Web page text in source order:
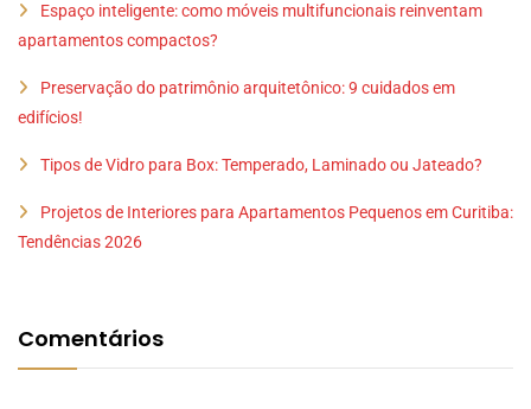
Espaço inteligente: como móveis multifuncionais reinventam
apartamentos compactos?
Preservação do patrimônio arquitetônico: 9 cuidados em
edifícios!
Tipos de Vidro para Box: Temperado, Laminado ou Jateado?
Projetos de Interiores para Apartamentos Pequenos em Curitiba:
Tendências 2026
Comentários